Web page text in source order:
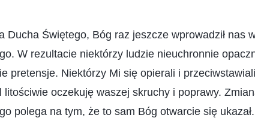
Ducha Świętego, Bóg raz jeszcze wprowadził nas
W rezultacie niektórzy ludzie nieuchronnie
pretensje. Niektórzy Mi się opierali i
litościwie oczekuję waszej skruchy i poprawy.
polega na tym, że to sam Bóg otwarcie się